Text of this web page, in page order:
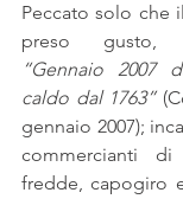
Peccato solo che
“Gennaio 2007
caldo dal 1763”
gennaio 2007);
commercianti
fredde, capogiro